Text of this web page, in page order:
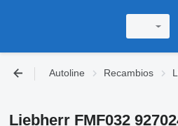
Autoline Recambios
Liebherr FMF032